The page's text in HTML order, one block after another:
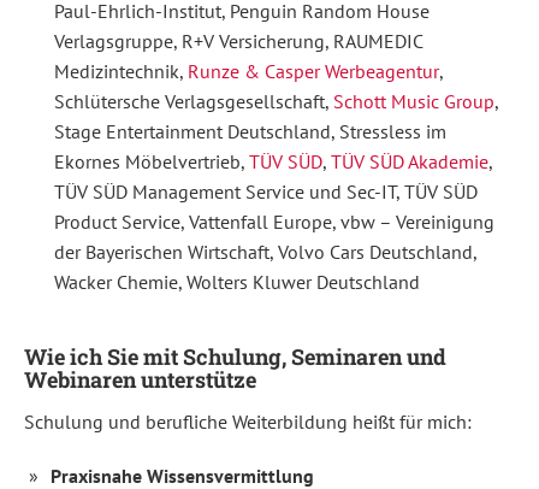
Paul-Ehrlich-Institut, Penguin Random House
Verlagsgruppe, R+V Versicherung, RAUMEDIC
Medizintechnik, Runze & Casper Werbeagentur,
Schlütersche Verlagsgesellschaft, Schott Music Group,
Stage Entertainment Deutschland, Stressless im
Ekornes Möbelvertrieb, TÜV SÜD, TÜV SÜD Akademie,
TÜV SÜD Management Service und Sec-IT, TÜV SÜD
Product Service, Vattenfall Europe, vbw – Vereinigung
der Bayerischen Wirtschaft, Volvo Cars Deutschland,
Wacker Chemie, Wolters Kluwer Deutschland
Wie ich Sie mit Schulung, Seminaren und
Webinaren unterstütze
Schulung und berufliche Weiterbildung heißt für mich:
Praxisnahe Wissensvermittlung